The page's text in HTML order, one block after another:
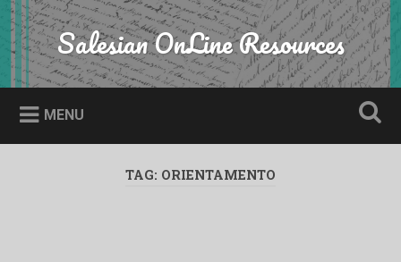
Skip
to
content
Search Salesian OnLine Resources
MENU
TAG: ORIENTAMENTO